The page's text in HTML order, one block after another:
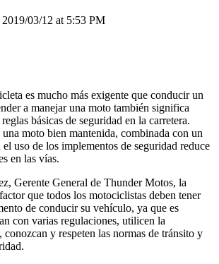
03/12 at 5:53 PM
es mucho más exigente que conducir un
a manejar una moto también significa
básicas de seguridad en la carretera.
moto bien mantenida, combinada con un
uso de los implementos de seguridad reduce
en las vías.
Gerente General de Thunder Motos, la
que todos los motociclistas deben tener
de conducir su vehículo, ya que es
con varias regulaciones, utilicen la
conozcan y respeten las normas de tránsito y